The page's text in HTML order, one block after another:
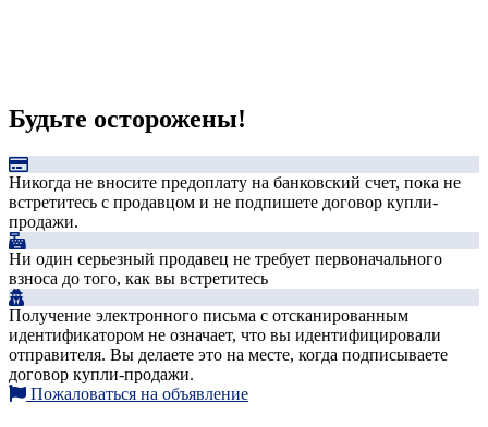
Будьте осторожены!
Никогда не вносите предоплату на банковский счет, пока не
встретитесь с продавцом и не подпишете договор купли-
продажи.
Ни один серьезный продавец не требует первоначального
взноса до того, как вы встретитесь
Получение электронного письма с отсканированным
идентификатором не означает, что вы идентифицировали
отправителя. Вы делаете это на месте, когда подписываете
договор купли-продажи.
Пожаловаться на объявление